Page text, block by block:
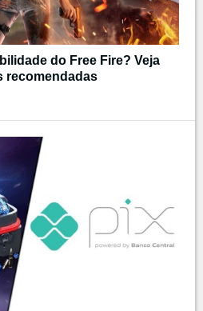
do Free Fire? Veja
recomendadas